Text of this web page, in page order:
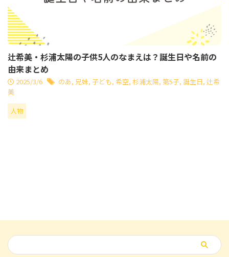
辻希美・杉浦太陽の子供5人のなまえは？誕生日や名前の
由来まとめ
2025/3/6 のあ, 兄妹, 子ども, 希空, 杉浦太陽, 第5子, 誕生日, 辻希
美
人物